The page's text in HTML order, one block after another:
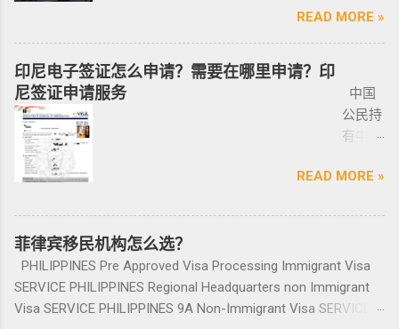
此外还要求，要携带枪支外出的人，必须以合
手枪。 目前共有五种持有枪支的许可证： 类别
1 －最多拥有2支枪 类别 2 -最多拥有5支枪 类别
3 -最多拥有10支枪 类别 4 -最多拥有15支枪 类
中国人出境被扣护照，被扣护照后面的处理方
式只有遣返。 上了菲律宾黑名单以后怎么再入
境 如果您已经被遣返回去了，并且还想再来菲
律宾的话，那么您可以联系我们帮您洗黑直接
清底，整个周期15个工作日，洗好了以后再入
境不会有任何被拦，包入境的。 如果您需要了
题也可以询问。 遣返回国的流程是什么？ 1. 先
提交到移民局，等待a...
哪里交保险，保险品类； 4、车牌要注意是不是
你取回来再交易，因为现在两年以上的车牌基
本都下来了，如果你不知道去哪里换贴牌也是
比较麻烦的，何况大部分人英语都不太好，贴
牌的车牌号和临时车牌的车牌号不是同一个号
讳的号码； 5、车钥匙一般是2-三把，2把自动1
合同、一份保险、 一份OR/CR文件，这些一定
要放在家里保存好，OR/CR可以复印两张放到车
里备用 ； 想了解更多最新信息欢迎联系和咨询
我们，微信：BGC998 电报@BGC998 Whats
宾退休署(PRA)颁发的移民绿卡，持有者可以自
由出入境，并在菲律宾永居。 申请条件一般
分为两种：现金存款类和房产投资类。 现金
存款类： （1）申请人的年龄需在50岁以上：
一家三口存款2万美元，多一个人需另存款1.5万
美元/人； （2）存款冻结在银行，不能用于
赎回存款。 房产投资类： （1）存款可全
（2）房产不能出售，但可用于出租； （3）
申请人需要拿到菲律宾的房产证，才能在PRA申
请置换之前办理SRRV身份时存入的存款。 申
请流程： 1、申请人提供基础的申请材料做初
审，后转款两万美金到相关部门； 2、审核该
存款的安全性，申请人需要入境菲律宾完成后
人无须
就能做
完报
道。做
报道后
上。
咨询微
信
同比增长放缓。由于新冠疫情，2020 年仅交付
了约 3,370 套，低于 2019 年的 11,200套和过去
十年的年均 7,900 套。 ●菲律宾998不动产机构
998 Real Estate 专注于为华人在菲律宾马尼拉
地区提供一站式的期房投资、炒楼花、现房买
卖、房屋租赁、越来越多的华人对菲律宾旅游
投资,菲律宾移民感兴趣,居外网菲律宾房地产网,
为您精彩呈现菲律宾房子,来居外投资菲律宾房
等业务. 专注于菲律宾不动产市场，是菲律宾最
大的外国人不动产服务机构之一，主要服务在
菲外国人以及在菲工作生活的业主和租客，提
供一站式中文/英文资讯服务。供菲律宾的新
房、二手房、特价房、二手楼花、开发商、投
资指南等房产信息,为房产投资者菲律宾买房提
READ MORE »
印尼电子签证怎么申请？需要在哪里申请？印
尼签证申请服务
中国
公民持
有中国
要菲律
前往印
印尼签
证？
泰国出
READ MORE »
菲律宾移民机构怎么选？
PHILIPPINES Pre Approved Visa Processing Immigrant Visa
SERVICE PHILIPPINES Regional Headquarters non Immigrant
Visa SERVICE PHILIPPINES 9A Non-Immigrant Visa SERVICE